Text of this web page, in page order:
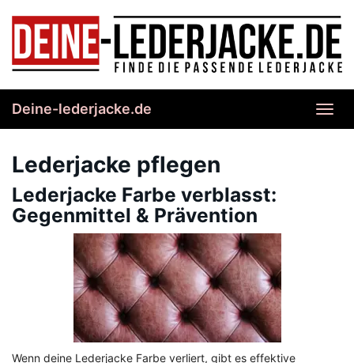
content
Deine-lederjacke.de
Lederjacke pflegen
Lederjacke Farbe verblasst:
Gegenmittel & Prävention
Wenn deine Lederjacke Farbe verliert, gibt es effektive